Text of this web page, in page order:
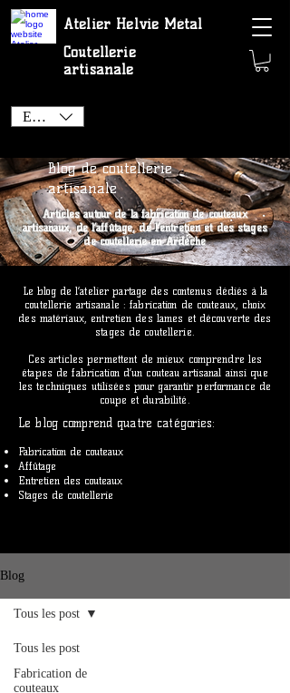
Atelier Helvie Métal
Coutellerie
artisanale
EUR (€)
Blog de coutellerie
artisanale
Articles autour de la fabrication de couteaux
artisanaux, de l’affûtage, de l’entretien et des stages
de coutellerie en Ardèche
Le blog de l’atelier partage des contenus dédiés à la
coutellerie artisanale : fabrication de couteaux, choix
des matériaux, entretien des lames et découverte des
stages de coutellerie.
Ces articles permettent de mieux comprendre les
étapes de fabrication d’un couteau artisanal ainsi que
les techniques utilisées pour garantir performance de
coupe et durabilité.
Le blog comprend quatre catégories:
Fabrication de couteaux
Affûtage
Entretien des couteaux
Stages de coutellerie
Blog
Tous les post
Fabrication de
couteaux
Tous les post
Tous les post